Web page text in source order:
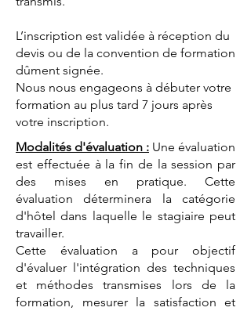
L’inscription est validée à réception du
devis ou de la convention de formation
dûment signée.
Nous nous engageons à débuter votre
formation au plus tard 7 jours après
votre inscription.
Modalités d'évaluation : Une évaluation
est effectuée à la fin de la session par
des mises en pratique. Cette
évaluation déterminera la catégorie
d'hôtel dans laquelle le stagiaire peut
travailler.
Cette évaluation a pour objectif
d'évaluer l'intégration des techniques
et méthodes transmises lors de la
formation, mesurer la satisfaction et